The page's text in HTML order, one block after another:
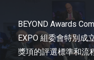
BEYOND Awards
EXPO 組委會特別成
獎項的評選標準和流